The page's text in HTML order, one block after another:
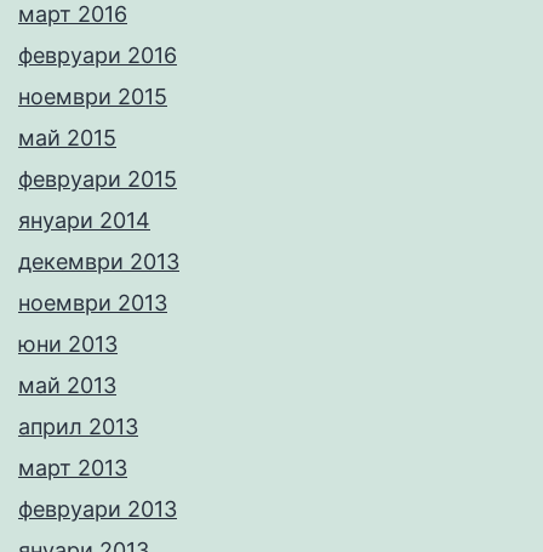
март 2016
февруари 2016
ноември 2015
май 2015
февруари 2015
януари 2014
декември 2013
ноември 2013
юни 2013
май 2013
април 2013
март 2013
февруари 2013